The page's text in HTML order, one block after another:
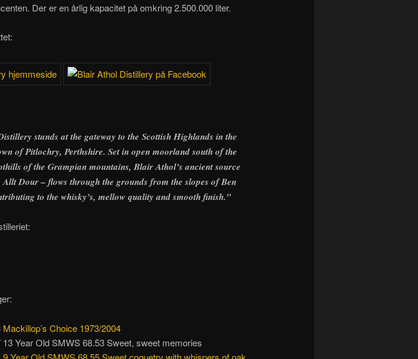
Der er en årlig kapacitet på omkring 2.500.000 liter.
stands at the gateway to the Scottish Highlands in the
of Pitlochry, Perthshire. Set in open moorland south of the
of the Grampian mountains, Blair Athol’s ancient source
Dour – flows through the grounds from the slopes of Ben
to the whisky’s, mellow quality and smooth finish.”
Choice 1973/2004
13 Year Old SMWS 68.53 Sweet, sweet memories